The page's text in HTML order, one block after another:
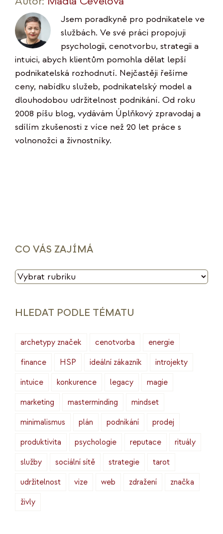
Jsem poradkyně pro podnikatele ve
službách. Ve své práci propojuji
psychologii, cenotvorbu, strategii a
intuici, abych klientům pomohla dělat lepší
podnikatelská rozhodnutí. Nejčastěji řešíme
ceny, nabídku služeb, podnikatelský model a
dlouhodobou udržitelnost podnikání. Od roku
2008 píšu blog, vydávám Úplňkový zpravodaj a
sdílím zkušenosti z více než 20 let práce s
volnonožci a živnostníky.
CO VÁS ZAJÍMÁ
CO
HLEDAT PODLE TÉMATU
archetypy značek cenotvorba
energie
finance
HSP ideální zákazník
introjekty
intuice
konkurence legacy
magie
marketing
masterminding
mindset
minimalismus
plán podnikání
prodej
produktivita
psychologie reputace
rituály
služby
sociální sítě strategie
tarot
udržitelnost
vize web zdražení
značka
živly